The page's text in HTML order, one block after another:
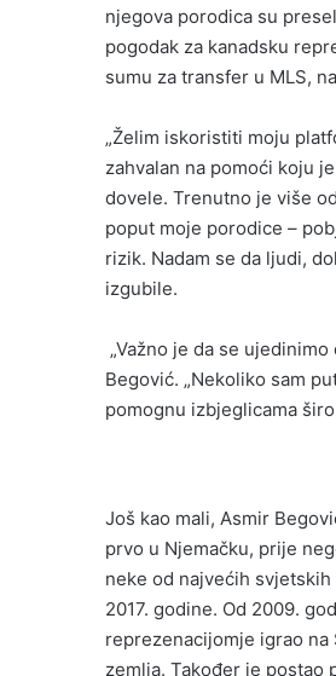
njegova porodica su
pogodak za kanadsku
sumu za transfer u MLS,
„Želim iskoristiti moju
zahvalan na pomoći koju
dovele. Trenutno je više
poput moje porodice –
rizik. Nadam se da ljudi,
izgubile.
„Važno je da se
Begović. „Nekoliko sam
pomognu izbjeglicama
Još kao mali, Asmir
prvo u Njemačku, prije
neke od najvećih
2017. godine. Od 2009.
reprezenacijomje igrao
zemlja. Također je postao